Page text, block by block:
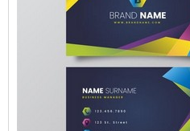
importância para